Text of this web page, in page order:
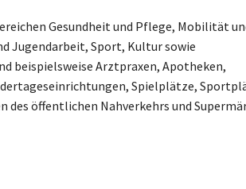
Gesundheit und Pflege, Mobilität
Jugendarbeit, Sport, Kultur sowie
beispielsweise Arztpraxen, Apotheken,
Spielplätze,
des öffentlichen Nahverkehrs und